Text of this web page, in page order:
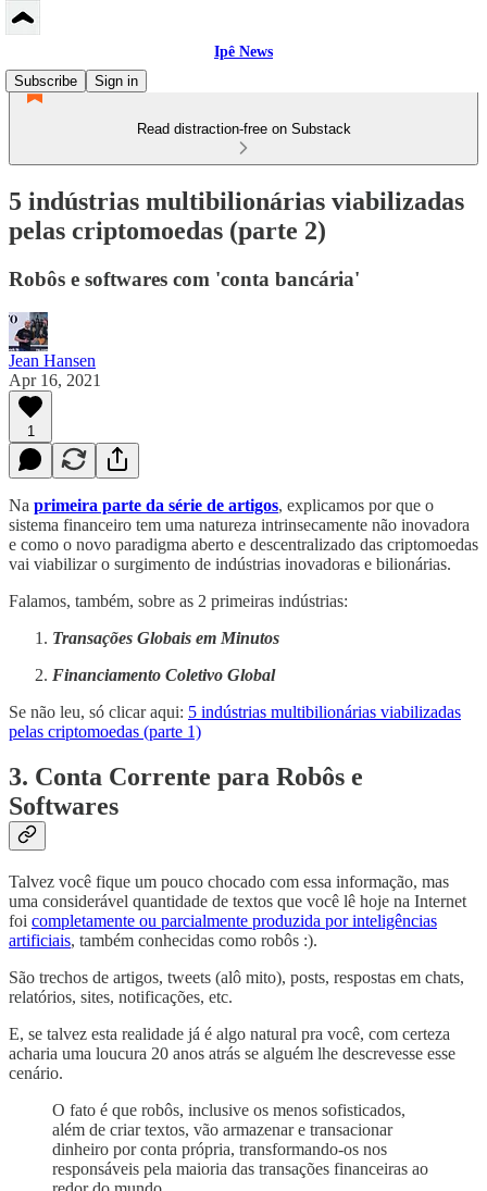
Ipê News
Subscribe
Sign in
Read distraction-free on Substack
5 indústrias multibilionárias viabilizadas
pelas criptomoedas (parte 2)
Robôs e softwares com 'conta bancária'
Jean Hansen
Apr 16, 2021
1
Na primeira parte da série de artigos, explicamos por que o
sistema financeiro tem uma natureza intrinsecamente não inovadora
e como o novo paradigma aberto e descentralizado das criptomoedas
vai viabilizar o surgimento de indústrias inovadoras e bilionárias.
Falamos, também, sobre as 2 primeiras indústrias:
Transações Globais em Minutos
Financiamento Coletivo Global
Se não leu, só clicar aqui: 5 indústrias multibilionárias viabilizadas
pelas criptomoedas (parte 1)
3. Conta Corrente para Robôs e
Softwares
Talvez você fique um pouco chocado com essa informação, mas
uma considerável quantidade de textos que você lê hoje na Internet
foi completamente ou parcialmente produzida por inteligências
artificiais, também conhecidas como robôs :).
São trechos de artigos, tweets (alô mito), posts, respostas em chats,
relatórios, sites, notificações, etc.
E, se talvez esta realidade já é algo natural pra você, com certeza
acharia uma loucura 20 anos atrás se alguém lhe descrevesse esse
cenário.
O fato é que robôs, inclusive os menos sofisticados,
além de criar textos, vão armazenar e transacionar
dinheiro por conta própria, transformando-os nos
responsáveis pela maioria das transações financeiras ao